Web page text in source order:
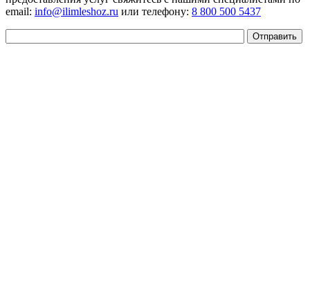
email: info@ilimleshoz.ru или телефону: 8 800 500 5437